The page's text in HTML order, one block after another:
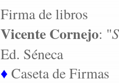
Firma de libros
Vicente Cornejo: "
Ed. Séneca
♦Caseta de Firmas